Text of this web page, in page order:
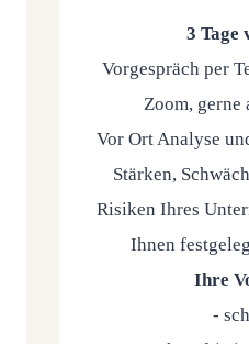
3 Tage
Vor­ge­spräch per
Zoom, ger­ne
Vor Ort Ana­ly­se
Stär­ken,
Risi­ken Ihres
Ihnen
Ihre
-